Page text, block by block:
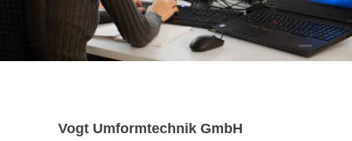
Vogt Umformtechnik GmbH